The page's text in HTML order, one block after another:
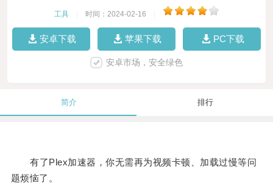
工具 时间：2024-02-16
安卓下载 苹果下载 PC下载
安卓市场，安全绿色
简介 排行
有了Plex加速器，你无需再为视频卡顿、加载过慢等问
题烦恼了。